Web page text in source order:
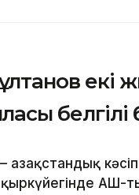
екі
Қазақстандық